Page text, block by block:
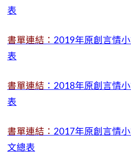
表
書單連結： 2019年原創言情
表
書單連結 ：2018年原創言情
表
書單連結： 2017年原創言情
文總表